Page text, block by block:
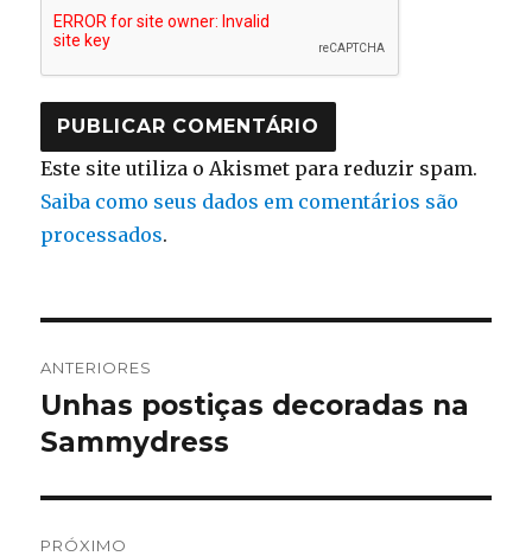
Este site utiliza o Akismet para reduzir spam.
Saiba como seus dados em comentários são
processados.
de
Post
ANTERIORES
Post
anterior:
Unhas postiças decoradas na
Sammydress
PRÓXIMO